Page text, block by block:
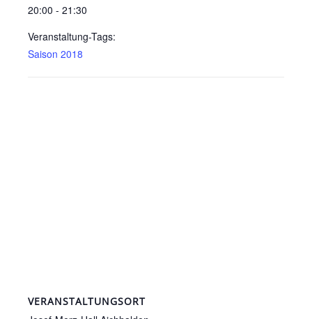
20:00 - 21:30
Veranstaltung-Tags:
Saison 2018
VERANSTALTUNGSORT